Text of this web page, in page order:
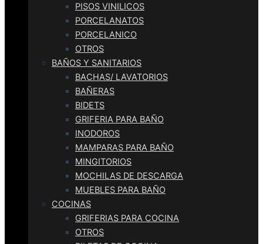
PISOS VINILICOS
PORCELANATOS
PORCELANICO
OTROS
BAÑOS Y SANITARIOS
BACHAS/ LAVATORIOS
BAÑERAS
BIDETS
GRIFERIA PARA BAÑO
INODOROS
MAMPARAS PARA BAÑO
MINGITORIOS
MOCHILAS DE DESCARGA
MUEBLES PARA BAÑO
COCINAS
GRIFERIAS PARA COCINA
OTROS